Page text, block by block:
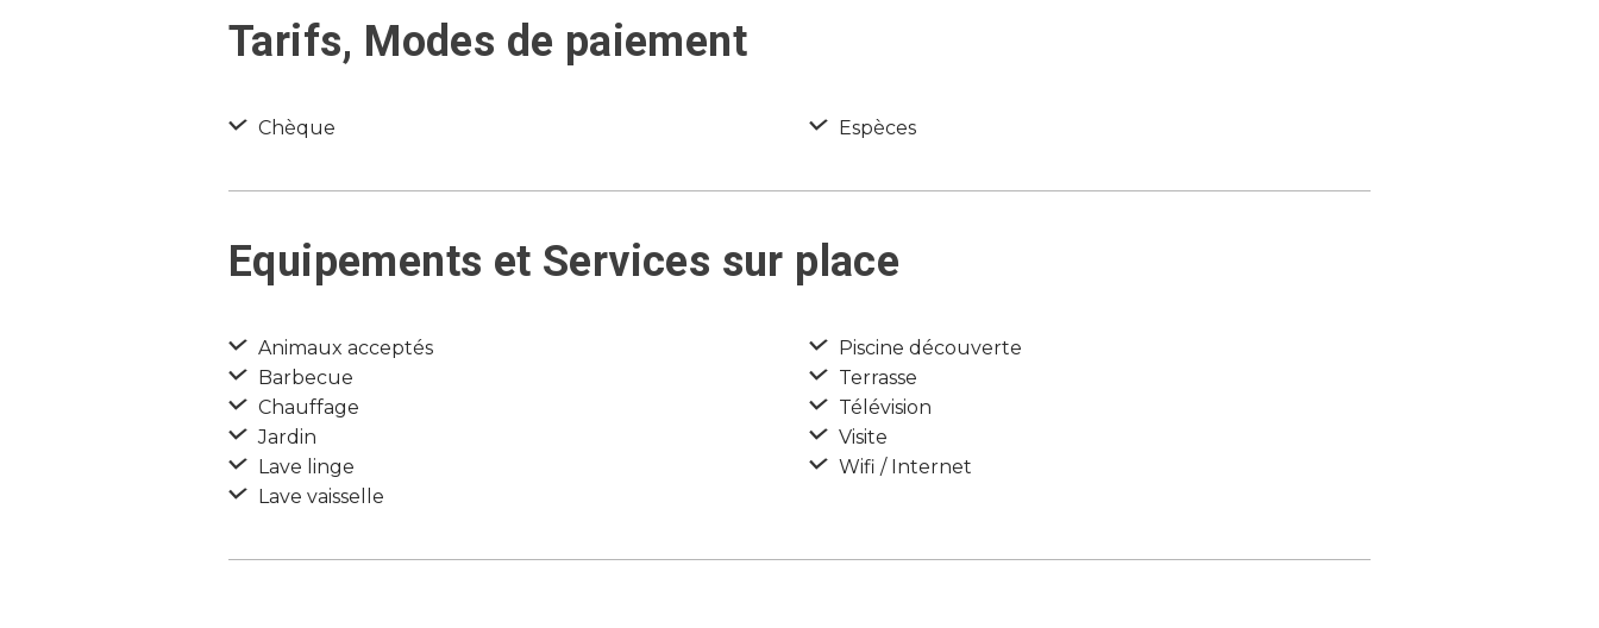
Tarifs, Modes de paiement
Chèque Espèces
Equipements et Services sur place
Animaux acceptés
Barbecue
Chauffage
Jardin
Lave linge
Lave vaisselle
Piscine découverte
Terrasse
Télévision
Visite
Wifi / Internet